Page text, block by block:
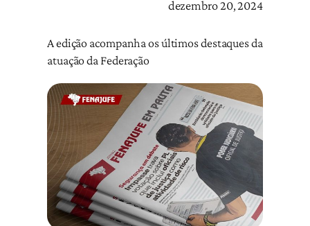
dezembro 20, 2024
A edição acompanha os últimos destaques da
atuação da Federação